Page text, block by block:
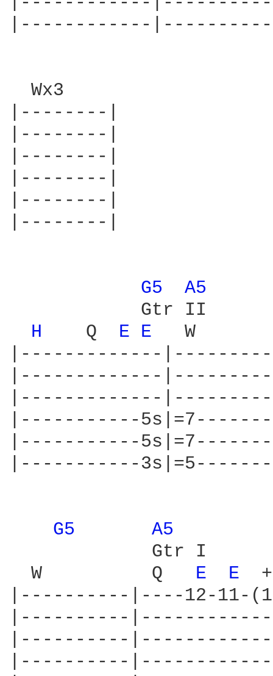
|------------
  Wx3
|--------|
|--------|
|--------|
|--------|
|--------|
|--------|
G5
A5
            Gtr II
H
   Q
E E
W
|-------------
|-------------
|-------------
|-----------
|-----------
|-----------
G5
A5
             Gtr I
  W          Q
E E +
|----------|----12-11-
|----------
|----------
|----------